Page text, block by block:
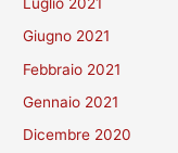
Giugno 2021
Febbraio 2021
Gennaio 2021
Dicembre 2020